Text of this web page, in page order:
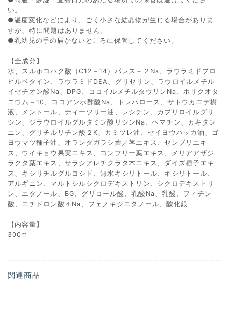
い。
●温度変化などにより、ごく小さな結晶物が生じる場合がありま
すが、特に問題はありません。
●乳幼児の手の届かないところに保管してください。
【全成分】
水、スルホコハク酸（C12－14）パレス－２Na、ラウラミドプロ
ピルベタイン、ラウラミドDEA、グリセリン、ラウロイルメチル
イセチオン酸Na、DPG、ココイルメチルタウリンNa、ポリクオタ
ニウム－10、ココアンホ酢酸Na、トレハロース、サトウカエデ樹
液、メントール、ティーツリー油、レシチン、カプリロイルグリ
シン、ジラウロイルグルタミン酸リシンNa、ヘマチン、カキタン
ニン、グリチルリチン酸２K、カミツレ油、セイヨウハッカ油、ゴ
ヨウマツ種子油、オランダガラシ葉／茎エキス、センブリエキ
ス、ウイキョウ果実エキス、コンフリー葉エキス、メリアアザジ
ラクタ葉エキス、サラシアレチクラタ木エキス、ダイズ種子エキ
ス、キシリチルグルコシド、無水キシリトール、キシリトール、
アルギニン、マルトシルシクロデキストリン、シクロデキストリ
ン、エタノール、BG、グリコール酸、乳酸Na、乳酸、フィチン
酸、エチドロン酸４Na、フェノキシエタノール、酸化銀
【内容量】
300m
関連商品